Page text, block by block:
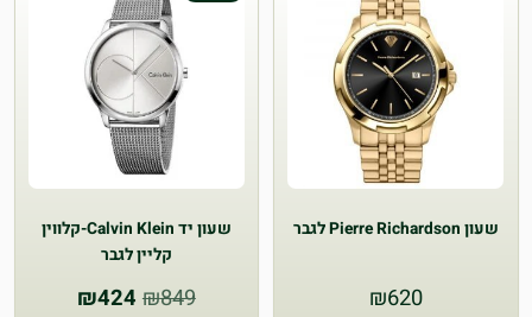
שעון Pierre Richardson לגבר
₪620
שעון יד Calvin Klein-קלווין
קליין לגבר
₪849
המחיר
₪424